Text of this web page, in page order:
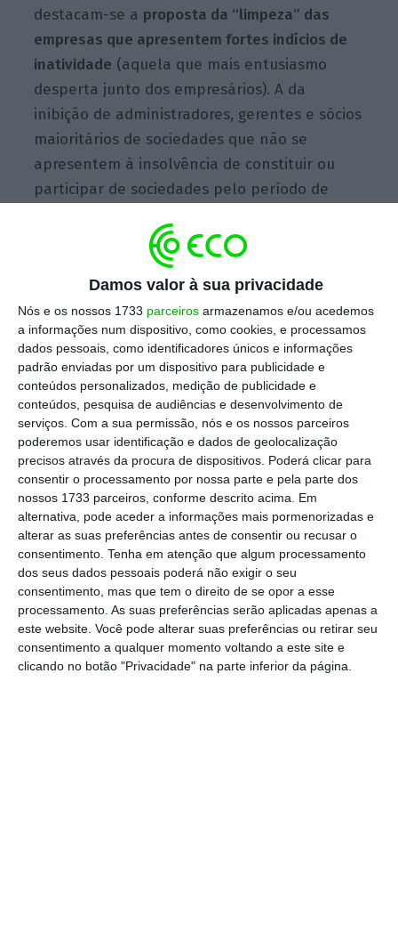
Damos valor à sua privacidade
Nós e os nossos 1733 parceiros armazenamos e/ou acedemos
a informações num dispositivo, como cookies, e processamos
dados pessoais, como identificadores únicos e informações
padrão enviadas por um dispositivo para publicidade e
conteúdos personalizados, medição de publicidade e
conteúdos, pesquisa de audiências e desenvolvimento de
serviços. Com a sua permissão, nós e os nossos parceiros
poderemos usar identificação e dados de geolocalização
precisos através da procura de dispositivos. Poderá clicar para
consentir o processamento por nossa parte e pela parte dos
nossos 1733 parceiros, conforme descrito acima. Em
alternativa, pode aceder a informações mais pormenorizadas e
alterar as suas preferências antes de consentir ou recusar o
consentimento. Tenha em atenção que algum processamento
dos seus dados pessoais poderá não exigir o seu
consentimento, mas que tem o direito de se opor a esse
processamento. As suas preferências serão aplicadas apenas a
este website. Você pode alterar suas preferências ou retirar seu
consentimento a qualquer momento voltando a este site e
clicando no botão "Privacidade" na parte inferior da página.
destacam-se a proposta da “limpeza” das
empresas que apresentem fortes indícios de
inatividade (aquela que mais entusiasmo
desperta junto dos empresários). A da
inibição de administradores, gerentes e sócios
maioritários de sociedades que não se
apresentem à insolvência de constituir ou
participar de sociedades pelo período de
recebe, com os empresários a considerarem-
na mesmo uma ameaça ao espírito
empreendedor português. Em terceiro lugar,
as estruturas que representam as empresas
ouvidas pelo ECO apontam ainda a criação de
um Guia do Investidor.
“Os países que atraem mais investimento são
aqueles que têm sistemas jurídicos mais
eficazes“, comenta Paulo Vaz, em entrevista
aoECO . O líder da ATP espera que as medidas
promovam asimplificação burocrática— e,
consequentemente, o aumento da celeridade
do sistema — adiminuição dos custos do
acesso à Justiçae aproteção dos credores
porque,atualmente, “os processos acabam,
muitas vezes, por resultar a favor dos
prevaricadores”, garante.